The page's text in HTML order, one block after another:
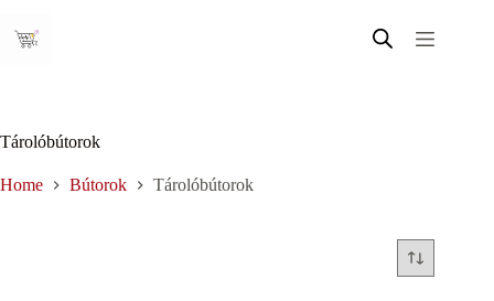
content
Tárolóbútorok
Home Bútorok Tárolóbútorok